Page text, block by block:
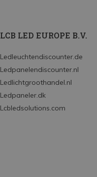
LCB LED EUROPE B.V.
Ledleuchtendiscounter.de
Ledpanelendiscounter.nl
Ledlichtgroothandel.nl
Ledpaneler.dk
Lcbledsolutions.com